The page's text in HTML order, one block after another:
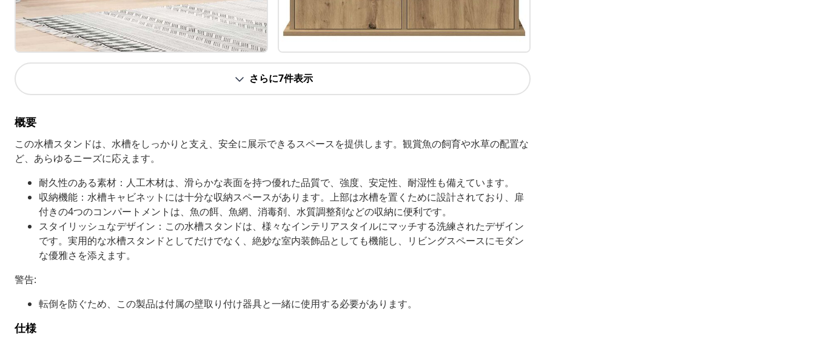
さらに7件表示
概要
この水槽スタンドは、水槽をしっかりと支え、安全に展示できるスペースを提供します。観賞魚の飼育や水草の配置な
ど、あらゆるニーズに応えます。
耐久性のある素材：人工木材は、滑らかな表面を持つ優れた品質で、強度、安定性、耐湿性も備えています。
収納機能：水槽キャビネットには十分な収納スペースがあります。上部は水槽を置くために設計されており、扉
付きの4つのコンパートメントは、魚の餌、魚網、消毒剤、水質調整剤などの収納に便利です。
スタイリッシュなデザイン：この水槽スタンドは、様々なインテリアスタイルにマッチする洗練されたデザイン
です。実用的な水槽スタンドとしてだけでなく、絶妙な室内装飾品としても機能し、リビングスペースにモダン
な優雅さを添えます。
警告:
転倒を防ぐため、この製品は付属の壁取り付け器具と一緒に使用する必要があります。
仕様